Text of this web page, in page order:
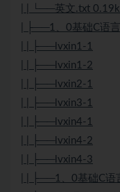
| | └──英文.txt
| ├──1、0基础C语
| | ├──lvxin1-1
| | ├──lvxin1-2
| | ├──lvxin2-1
| | ├──lvxin3-1
| | ├──lvxin4-1
| | ├──lvxin4-2
| | ├──lvxin4-3
| | ├──1、0基础C